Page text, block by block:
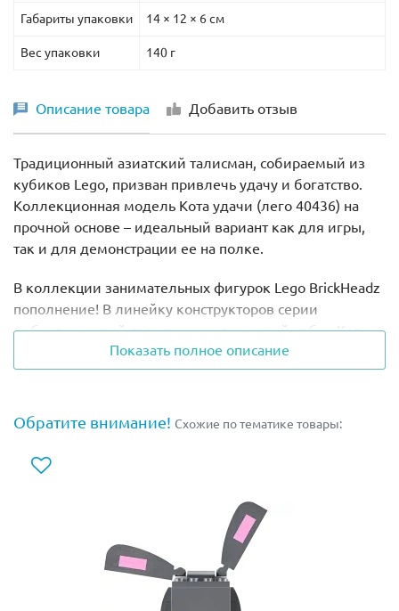
Габариты упаковки 14 × 12 × 6 см
Вес упаковки 140 г
Описание товара Добавить отзыв
Традиционный азиатский талисман, собираемый из
кубиков Lego, призван привлечь удачу и богатство.
Коллекционная модель Кота удачи (лего 40436) на
прочной основе – идеальный вариант как для игры,
так и для демонстрации ее на полке.
В коллекции занимательных фигурок Lego BrickHeadz
пополнение! В линейку конструкторов серии
добавлен новый талисман – сувенирный набор Кот
Удачи (lego 40436), привлекающий удачу и богатство.
скульптуры котов с поднятыми вверх одной или
двумя подвижными лапами. Именно маятниковые
движения лапок, согласно легенде, и привлекают
удачу и благосостояние в дом, где такая фигурка
установлена. Традиционно для таких талисманов, в
цветовом оформлении скульптуры кошки должно
присутствовать как минимум три цвета.
Основной цвет модели Кота Удачи, собираемого из
деталей конструктора lego 40436, – белый. У фигурки
Показать полное описание
Обратите внимание! Схожие по тематике товары: